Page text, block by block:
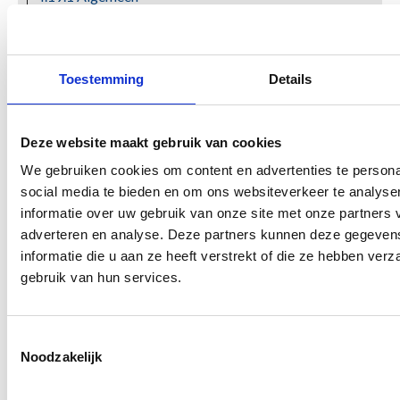
Toestemming Details
Deze website maakt gebruik van cookies
We gebruiken cookies om content en advertenties te
social media te bieden en om ons websiteverkeer te
informatie over uw gebruik van onze site met onze partners
adverteren en analyse. Deze partners kunnen deze
informatie die u aan ze heeft verstrekt of die ze hebben
gebruik van hun services.
Noodzakelijk
4.19.4 Wielen van schuifelementen
4.19.5 Onderhoud
4.19.6 Nooduitgangen en vluchtdeuren
4.20 Waterhuishouding
4.22 Leidingen
5. Montage & Bouwplaats
6. Europese regels
7. Garantie & Voorwaarden
8. Brandveiligheid